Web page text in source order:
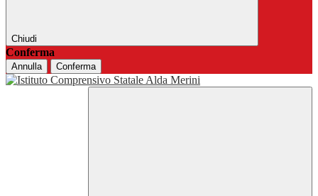
Chiudi
Conferma
Annulla Conferma